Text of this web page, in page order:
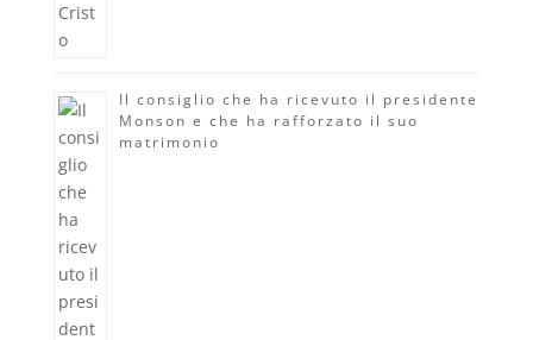
Il consiglio che ha ricevuto il presidente
Monson e che ha rafforzato il suo
matrimonio